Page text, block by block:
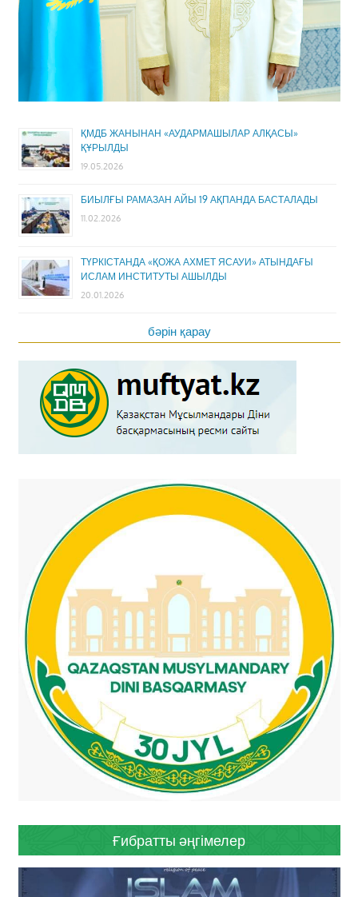
ҚМДБ ЖАНЫНАН «АУДАРМАШЫЛАР АЛҚАСЫ»
ҚҰРЫЛДЫ
19.05.2026
БИЫЛҒЫ РАМАЗАН АЙЫ 19 АҚПАНДА БАСТАЛАДЫ
11.02.2026
ТҮРКІСТАНДА «ҚОЖА АХМЕТ ЯСАУИ» АТЫНДАҒЫ
ИСЛАМ ИНСТИТУТЫ АШЫЛДЫ
20.01.2026
бәрін қарау
Ғибратты әңгімелер